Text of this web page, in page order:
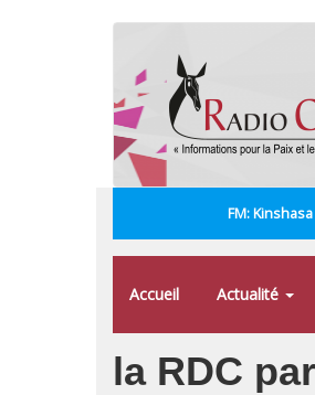
FM:
Accueil Actualité
la RDC